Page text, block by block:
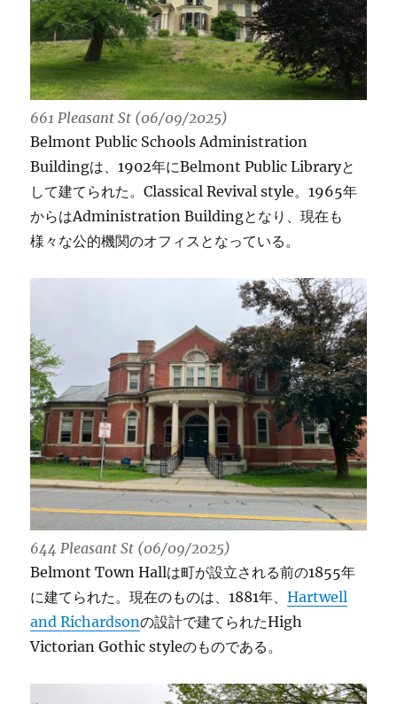
661 Pleasant St (06/09/2025)
Belmont Public Schools Administration
Buildingは、1902年にBelmont Public Libraryと
して建てられた。Classical Revival style。1965年
からはAdministration Buildingとなり、現在も
様々な公的機関のオフィスとなっている。
644 Pleasant St (06/09/2025)
Belmont Town Hallは町が設立される前の1855年
に建てられた。現在のものは、1881年、Hartwell
and Richardsonの設計で建てられたHigh
Victorian Gothic styleのものである。